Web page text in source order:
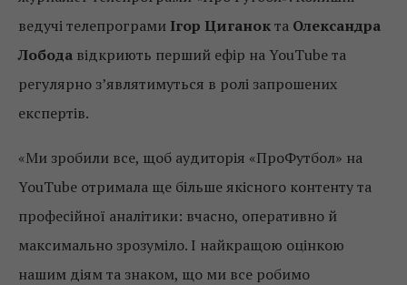
ведучі телепрограми Ігор Циганокта Олександра
Лобода відкриють перший ефір на YouTube та
регулярно з’являтимуться в ролі запрошених
експертів.
«Ми зробили все, щоб аудиторія «ПроФутбол» на
YouTube отримала ще більше якісного контенту та
професійної аналітики: вчасно, оперативно й
максимально зрозуміло. І найкращою оцінкою
нашим діям та знаком, що ми все робимо